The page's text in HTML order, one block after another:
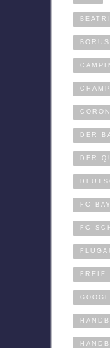
DER
DER
FC
FC
FREIE